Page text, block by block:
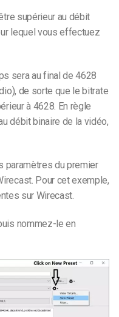
supérieur au débit
lequel vous effectuez
sera au final de 4628
de sorte que le bitrate
à 4628. En règle
débit binaire de la vidéo,
paramètres du premier
Pour cet exemple,
sur Wirecast.
nommez-le en